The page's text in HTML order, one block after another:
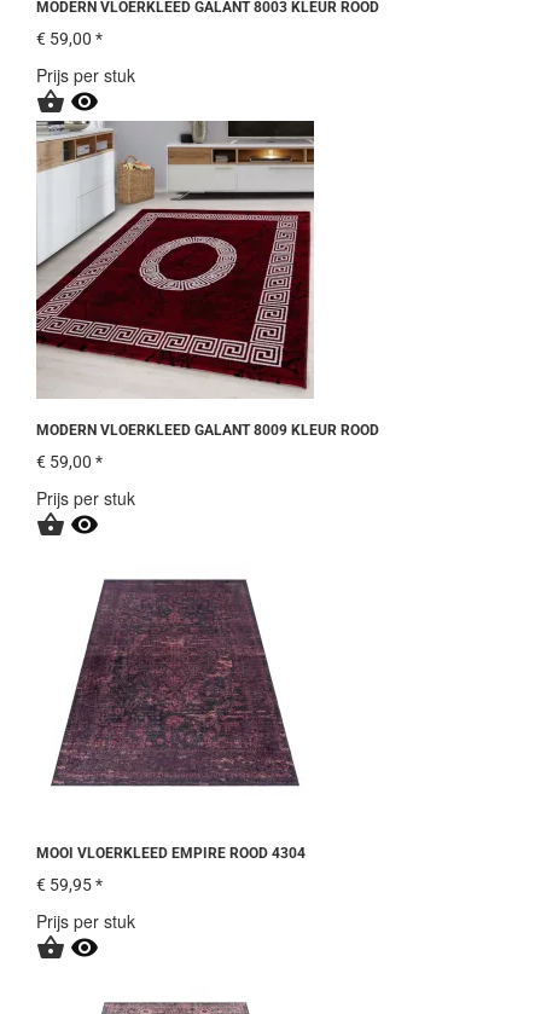
MODERN VLOERKLEED GALANT 8003 KLEUR ROOD
€ 59,00 *
Prijs per stuk
 
MODERN VLOERKLEED GALANT 8009 KLEUR ROOD
€ 59,00 *
Prijs per stuk
 
MOOI VLOERKLEED EMPIRE ROOD 4304
€ 59,95 *
Prijs per stuk
 